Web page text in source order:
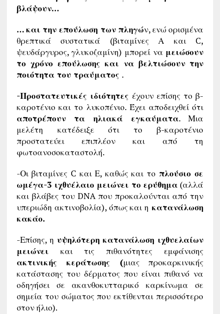
βλάψουν…
… και την επούλωση των πληγών, ενώ ορισμένα
θρεπτικά συστατικά (βιταμίνες Α και C,
ψευδάργυρος, γλυκοζαμίνη) μπορεί να μειώσουν
το χρόνο επούλωσης και να βελτιώσουν την
ποιότητα του τραύματος .
-Προστατευτικές ιδιότητες έχουν επίσης το β-
καροτένιο και το λυκοπένιο. Έχει αποδειχθεί ότι
αποτρέπουν τα ηλιακά εγκαύματα. Μια
μελέτη κατέδειξε ότι το β-καροτένιο
προστατεύει επιπλέον και από τη
φωτοανοσοκαταστολή.
-Οι βιταμίνες C και Ε, καθώς και το πλούσιο σε
ωμέγα-3 ιχθυέλαιο μειώνει το ερύθημα (αλλά
και βλάβες του DNA που προκαλούνται από την
υπεριώδη ακτινοβολία), όπως και η κατανάλωση
κακάο.
-Επίσης, η υψηλότερη κατανάλωση ιχθυελαίων
μειώνεικαι τις πιθανότητες εμφάνισης
ακτινικής κεράτωσης (μιας προκαρκινικής
κατάστασης του δέρματος που είναι πιθανό να
οδηγήσει σε ακανθοκυτταρικό καρκίνωμα σε
σημεία του σώματος που εκτίθενται περισσότερο
στον ήλιο).